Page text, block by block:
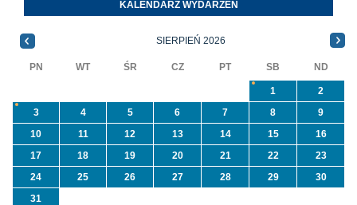
priorytetowego
NFOŚiGW pn.
informacji ...
KALENDARZ WYDARZEŃ
SIERPIEŃ 2026
PN WT ŚR CZ PT SB ND
1
2
3
4 5 6 7 8
9
10
11 12 13 14 15
16
17
18 19 20 21 22
23
24
25 26 27 28 29
30
31